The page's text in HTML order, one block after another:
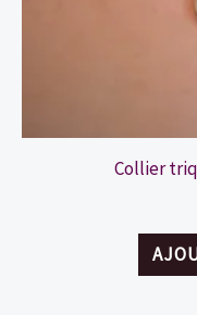
Collier